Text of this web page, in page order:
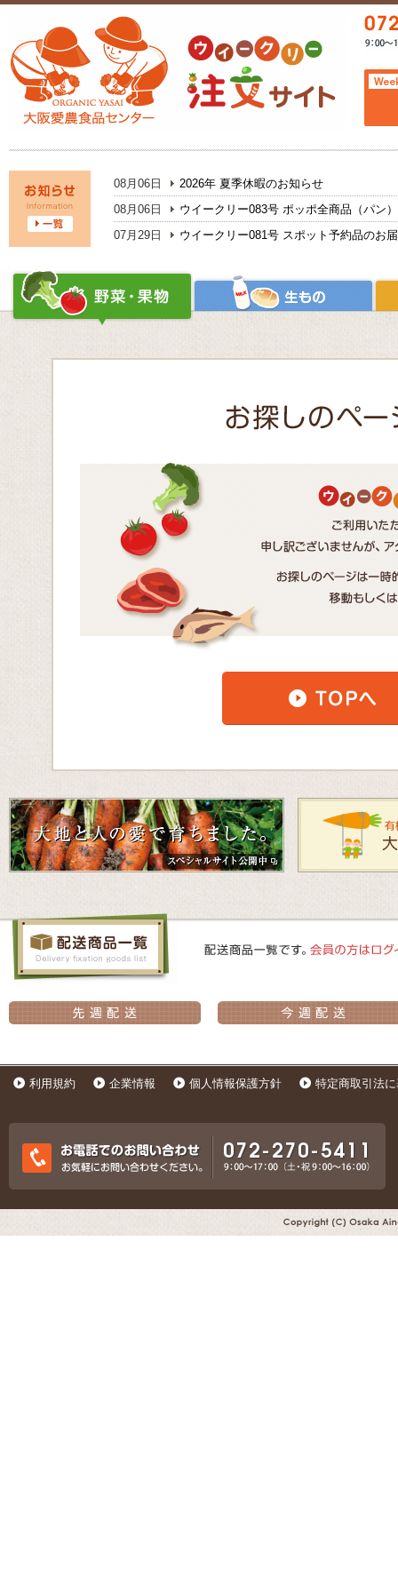
08月06日
2026年 夏季休暇のお知らせ
08月06日
ウイークリー083号 ポッポ全商品（パン
07月29日
ウイークリー081号 スポット予約品のお
利用規約 企業情報 個人情報保護方針 特定商取引法